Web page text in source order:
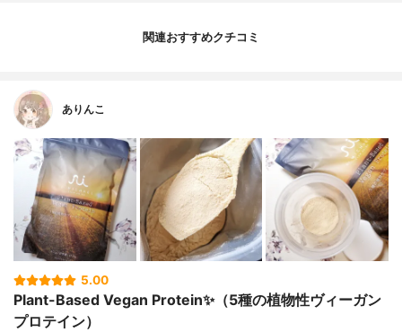
関連おすすめクチコミ
ありんこ
5.00
Plant-Based Vegan Protein✨（5種の植物性ヴィーガン
プロテイン）